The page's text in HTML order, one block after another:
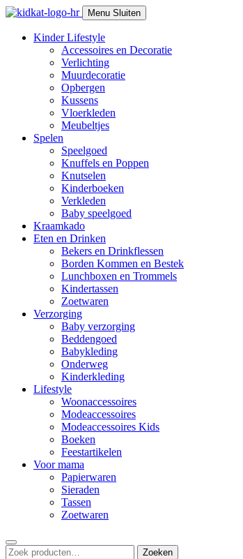
Skip
content
Menu Sluiten
Kinder Lifestyle
Accessoires en Decoratie
Verlichting
Muurdecoratie
Opbergen
Kussens
Vloerkleden
Meubeltjes
Spelen
Speelgoed
Knuffels en Poppen
Knutselen
Kinderboeken
Verkleden
Baby speelgoed
Kraamkado
Eten en Drinken
Bekers en Drinkflessen
Borden Kommen en Bestek
Lunchboxen en Trommels
Kindertassen
Zoetwaren
Verzorging
Baby verzorging
Beddengoed
Babykleding
Onderweg
Kinderkleding
Lifestyle
Woonaccessoires
Modeaccessoires
Modeaccessoires Kids
Boeken
Feestartikelen
Voor mama
Papierwaren
Sieraden
Tassen
Zoetwaren
Zoeken
Zoeken